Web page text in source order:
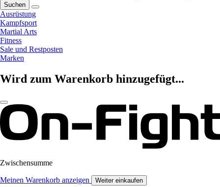
Suchen
Ausrüstung
Kampfsport
Martial Arts
Fitness
Sale und Restposten
Marken
Wird zum Warenkorb hinzugefügt...
Zwischensumme
Meinen Warenkorb anzeigen Weiter einkaufen